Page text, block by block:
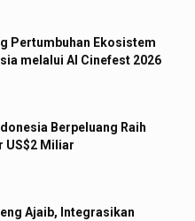
Pertumbuhan Ekosistem
melalui AI Cinefest 2026
Berpeluang Raih
US$2 Miliar
Ajaib, Integrasikan